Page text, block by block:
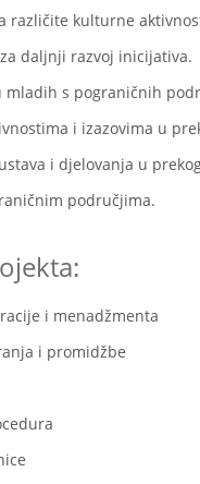
različite kulturne
daljnji razvoj inicijativa.
mladih s pograničnih
i izazovima u
i djelovanja u
područjima.
i menadžmenta
i promidžbe